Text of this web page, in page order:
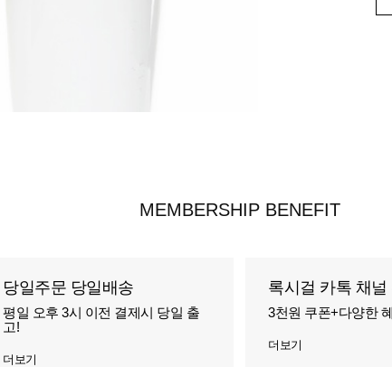
MEMBERSHIP BENEFIT
당일주문 당일배송
평일 오후 3시 이전 결제시 당일 출
고!
더보기
록시걸 카톡 채널
3천원 쿠폰+다양한
더보기